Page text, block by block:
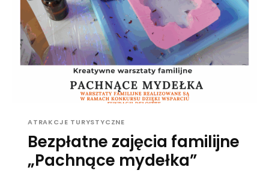
ATRAKCJE TURYSTYCZNE
Bezpłatne zajęcia familijne
„Pachnące mydełka”